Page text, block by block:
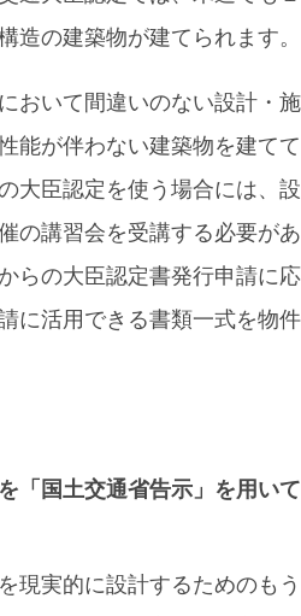
造の建築物が建てられます。
おいて間違いのない設計・
能が伴わない建築物を建て
大臣認定を使う場合には、
の講習会を受講する必要が
らの大臣認定書発行申請に
に活用できる書類一式を物
「国土交通省告示」を用い
現実的に設計するためのも